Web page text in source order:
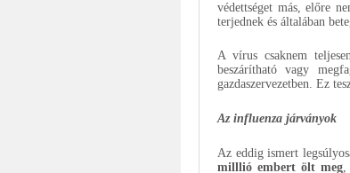
védettséget más, előre
terjednek és általában
A vírus csaknem
beszárítható vagy
gazdaszervezetben. Ez
Az influenza járványok
Az eddig ismert
milllió embert ölt meg